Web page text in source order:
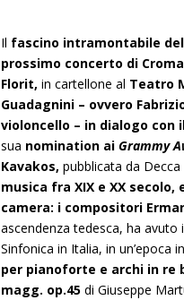
Il fascino intramontabile
prossimo concerto di
Florit,in cartellone al Teatro
Guadagnini – ovvero
violoncello – in dialogo con
sua nomination aiGrammy
Kavakos, pubblicata da
musica fra XIX e XX
camera: i compositori
ascendenza tedesca, ha
Sinfonica in Italia, in un’epoca
per pianoforte e archi in re
magg. op.45di Giuseppe